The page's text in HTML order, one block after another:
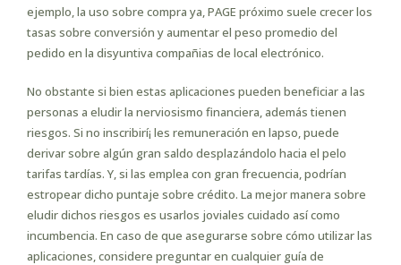
ejemplo, la uso sobre compra ya, PAGE próximo suele crecer los
tasas sobre conversión y aumentar el peso promedio del
pedido en la disyuntiva compañias de local electrónico.
No obstante si bien estas aplicaciones pueden beneficiar a las
personas a eludir la nerviosismo financiera, además tienen
riesgos. Si no inscribirí¡ les remuneración en lapso, puede
derivar sobre algún gran saldo desplazándolo hacia el pelo
tarifas tardías. Y, si las emplea con gran frecuencia, podrían
estropear dicho puntaje sobre crédito. La mejor manera sobre
eludir dichos riesgos es usarlos joviales cuidado así­ como
incumbencia. En caso de que asegurarse sobre cómo utilizar las
aplicaciones, considere preguntar en cualquier guía de